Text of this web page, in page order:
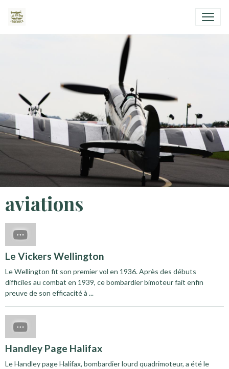
aviations
Le Vickers Wellington
Le Wellington fit son premier vol en 1936. Après des débuts
difficiles au combat en 1939, ce bombardier bimoteur fait enfin
preuve de son efficacité à ...
Handley Page Halifax
Le Handley page Halifax, bombardier lourd quadrimoteur, a été le